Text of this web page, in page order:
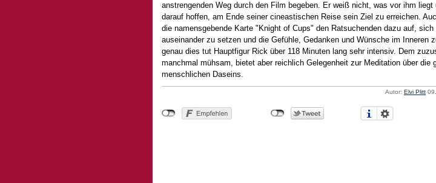
anstrengenden Weg durch den Film begeben. Er weiß nicht, was vor ihm liegt
darauf hoffen, am Ende seiner cineastischen Reise sein Ziel zu erreichen.
die namensgebende Karte "Knight of Cups" den Ratsuchenden dazu auf,
auseinander zu setzen und die Gefühle, Gedanken und Wünsche im Inneren
genau dies tut Hauptfigur Rick über 118 Minuten lang sehr intensiv. Dem
manchmal mühsam, bietet aber reichlich Gelegenheit zur Meditation über die
menschlichen Daseins.
Autor: Elvi Plitt